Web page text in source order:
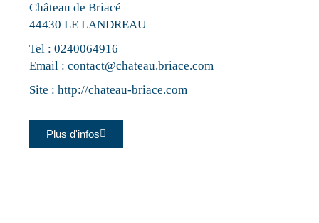
Château de Briacé
44430 LE LANDREAU
Tel :0240064916
Email :contact@chateau.briace.com
Site :http://chateau-briace.com
Plus d'infos